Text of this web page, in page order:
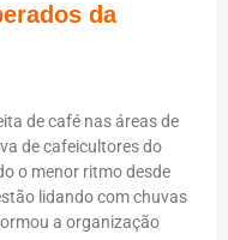
da
de café nas áreas de
de cafeicultores do
o menor ritmo desde
lidando com chuvas
a organização